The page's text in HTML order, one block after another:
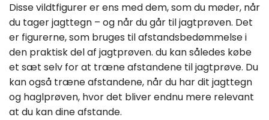
Disse vildtfigurer er ens med dem, som du møder, når
du tager jagttegn – og når du går til jagtprøven. Det
er figurerne, som bruges til afstandsbedømmelse i
den praktisk del af jagtprøven. du kan således købe
et sæt selv for at træne afstandene til jagtprøve. Du
kan også træne afstandene, når du har dit jagttegn
og haglprøven, hvor det bliver endnu mere relevant
at du kan dine afstande.